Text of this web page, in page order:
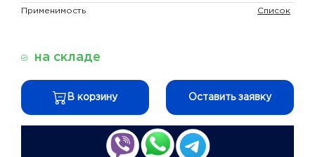
Применимость Список
на складе
В корзину Оставить заявку